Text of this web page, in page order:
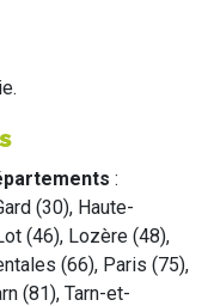
:
(30), Haute-
(46), Lozère (48),
(66), Paris (75),
(81), Tarn-et-